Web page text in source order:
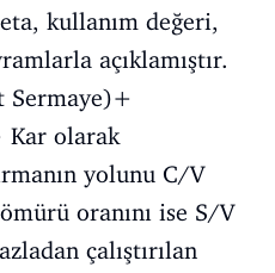
kullanım değeri,
açıklamıştır.
Sermaye)+
Kar olarak
yolunu C/V
oranını ise S/V
çalıştırılan